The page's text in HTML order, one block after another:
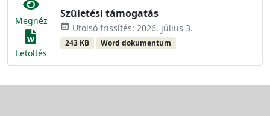
Megnéz
Letöltés
Születési támogatás
event_available Utolsó frissítés: 2026. július 3.
243 KB Word dokumentum